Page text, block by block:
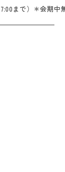
まで）＊会期中